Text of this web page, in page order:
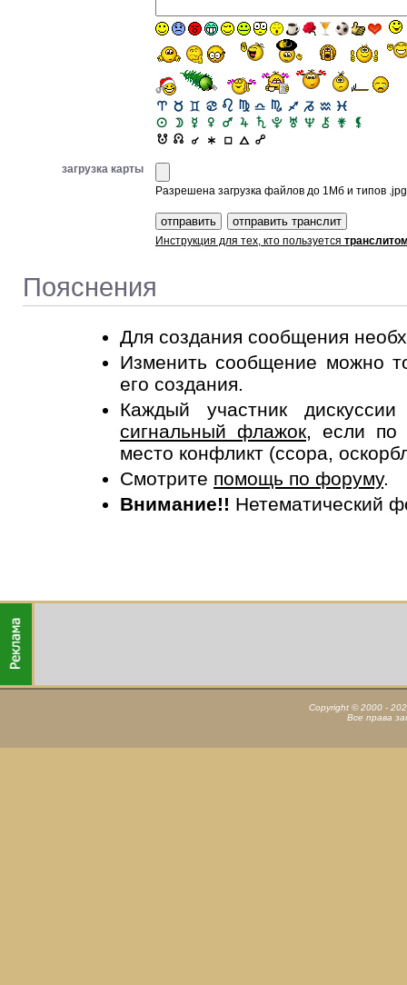
загрузка карты
Разрешена загрузка файлов до 1Мб и типов
Инструкция для тех, кто пользуется
Пояснения
Для создания сообщения
Изменить сообщение можно
его создания.
Каждый участник
сигнальный флажок, если по
место конфликт (ссора,
Смотрите помощь по форуму.
Внимание!! Нетематический
Copyright © 2000 -
Все права